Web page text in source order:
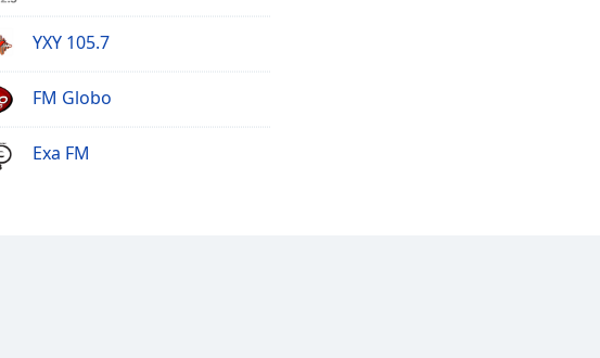
YXY 105.7
FM Globo
Exa FM